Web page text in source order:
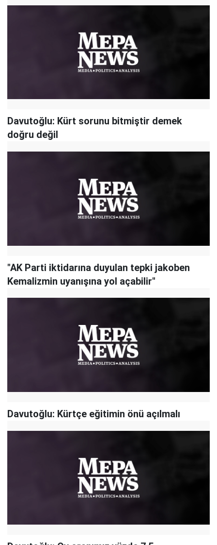
Davutoğlu: Kürt sorunu bitmiştir demek
doğru değil
"AK Parti iktidarına duyulan tepki jakoben
Kemalizmin uyanışına yol açabilir"
Davutoğlu: Kürtçe eğitimin önü açılmalı